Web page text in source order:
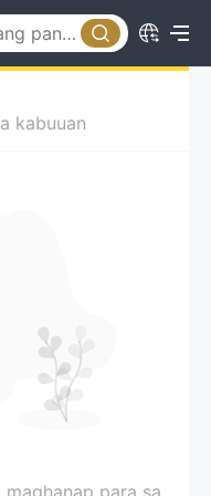
kabuuan
para sa